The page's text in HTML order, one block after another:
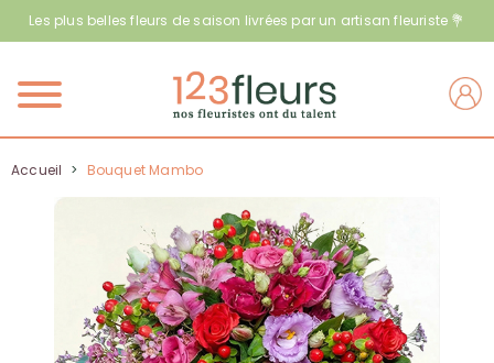
Les plus belles fleurs de saison livrées par un artisan fleuriste 💐
Menu
Accueil > Bouquet Mambo